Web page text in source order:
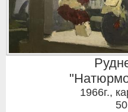
1966г.,